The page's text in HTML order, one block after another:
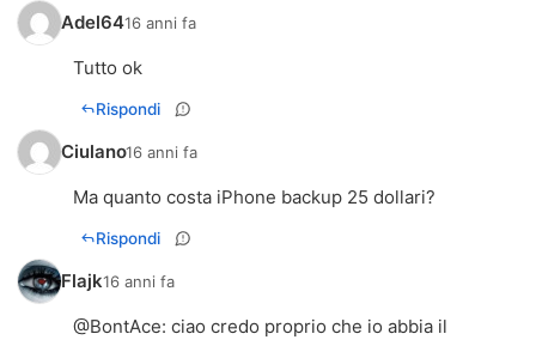
Adel6416 anni fa
Tutto ok
Rispondi
Ciulano16 anni fa
Ma quanto costa iPhone backup 25 dollari?
Rispondi
Flajk16 anni fa
@BontAce: ciao credo proprio che io abbia il